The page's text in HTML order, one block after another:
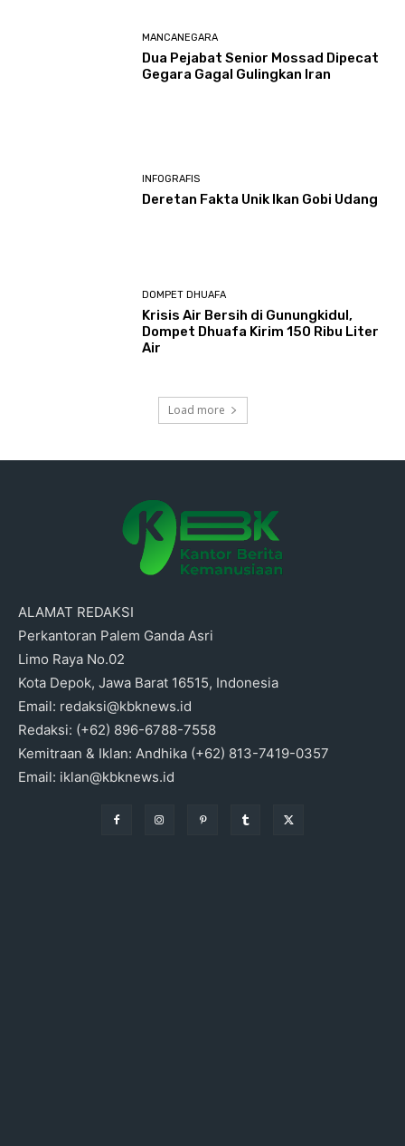
MANCANEGARA
Dua Pejabat Senior Mossad Dipecat
Gegara Gagal Gulingkan Iran
INFOGRAFIS
Deretan Fakta Unik Ikan Gobi Udang
DOMPET DHUAFA
Krisis Air Bersih di Gunungkidul,
Dompet Dhuafa Kirim 150 Ribu Liter
Air
Load more
ALAMAT REDAKSI
Perkantoran Palem Ganda Asri
Limo Raya No.02
Kota Depok, Jawa Barat 16515, Indonesia
Email: redaksi@kbknews.id
Redaksi: (+62) 896-6788-7558
Kemitraan & Iklan: Andhika (+62) 813-7419-0357
Email: iklan@kbknews.id